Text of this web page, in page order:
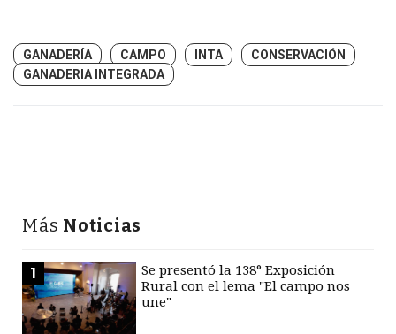
GANADERÍA CAMPO INTA
CONSERVACIÓN
GANADERIA INTEGRADA
Más Noticias
1
Se presentó la 138° Exposición
Rural con el lema "El campo nos
une"